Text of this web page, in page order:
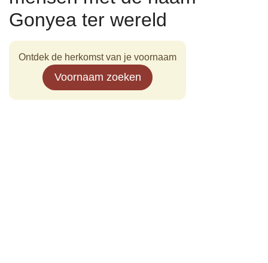
Gonyea ter wereld
Ontdek de herkomst van je voornaam
Voornaam zoeken